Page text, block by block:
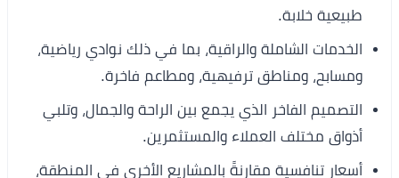
طبيعية خلابة.
الخدمات الشاملة والراقية، بما في ذلك نوادي رياضية،
ومسابح، ومناطق ترفيهية، ومطاعم فاخرة.
التصميم الفاخر الذي يجمع بين الراحة والجمال، وتلبي
أذواق مختلف العملاء والمستثمرين.
أسعار تنافسية مقارنةً بالمشاريع الأخرى في المنطقة،